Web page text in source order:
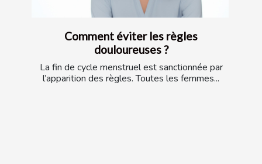
Comment éviter les règles
douloureuses ?
La fin de cycle menstruel est sanctionnée par
l’apparition des règles. Toutes les femmes...